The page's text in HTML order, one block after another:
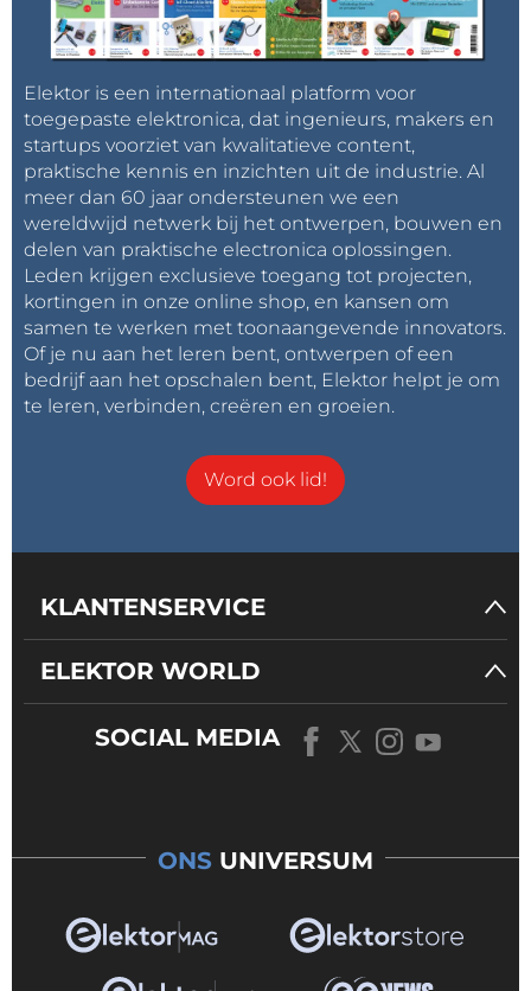
Elektor is een internationaal platform voor
toegepaste elektronica, dat ingenieurs, makers en
startups voorziet van kwalitatieve content,
praktische kennis en inzichten uit de industrie. Al
meer dan 60 jaar ondersteunen we een
wereldwijd netwerk bij het ontwerpen, bouwen en
delen van praktische electronica oplossingen.
Leden krijgen exclusieve toegang tot projecten,
kortingen in onze online shop, en kansen om
samen te werken met toonaangevende innovators.
Of je nu aan het leren bent, ontwerpen of een
bedrijf aan het opschalen bent, Elektor helpt je om
te leren, verbinden, creëren en groeien.
Word ook lid!
KLANTENSERVICE
ELEKTOR WORLD
SOCIAL MEDIA
ONS UNIVERSUM